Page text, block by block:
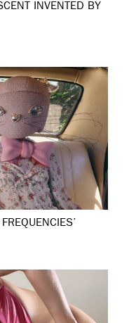
INVENTED BY